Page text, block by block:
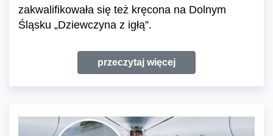
zakwalifikowała się też kręcona na Dolnym
Śląsku „Dziewczyna z igłą”.
przeczytaj więcej